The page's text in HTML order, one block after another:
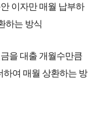
이자만 매월 납부하
하는 방식
을 대출 개월수만큼
여 매월 상환하는 방